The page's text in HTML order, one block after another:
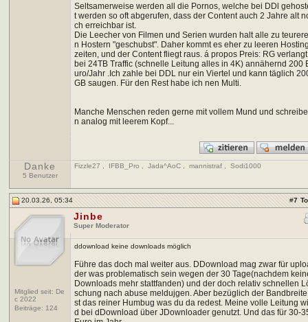
Seltsamerweise werden all die Pornos, welche bei DDl
t werden so oft abgerufen, dass der Content auch 2 Jahre alt
ch erreichbar ist.
Die Leecher von Filmen und Serien wurden halt alle zu
n Hostern "geschubst". Daher kommt es eher zu leeren
zeiten, und der Content fliegt raus. á propos Preis: RG verlangt
bei 24TB Traffic (schnelle Leitung alles in 4K) annähernd 200
uro/Jahr .Ich zahle bei DDL nur ein Viertel und kann täglich
GB saugen. Für den Rest habe ich nen Multi.
Manche Menschen reden gerne mit vollem Mund und schreibe
n analog mit leerem Kopf...
Danke
5 Benutzer
Fizzle27 IFBB_Pro Jada^AoC mannistraf Sodi1000
20.03.26, 05:34 #7
Mitglied seit: De
c 2022
Beiträge: 124
Jinbe
Super Moderator
ddownload keine downloads möglich
Führe das doch mal weiter aus. DDownload mag zwar für
der was problematisch sein wegen der 30 Tage(nachdem
Downloads mehr stattfanden) und der doch relativ schnellen
schung nach abuse meldujgen. Aber bezüglich der
st das reiner Humbug was du da redest. Meine volle Leitung
d bei dDownload über JDownloader genutzt. Und das für 30-